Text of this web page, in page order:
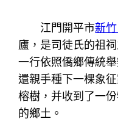
江門開平市新
廬，是司徒氏的祖
一行依照僑鄉傳統
還親手種下一棵象
榕樹，并收到了一
的鄉土。